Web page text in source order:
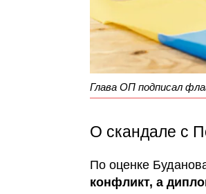
Глава ОП подписал
О скандале с
По оценке
конфликт, а